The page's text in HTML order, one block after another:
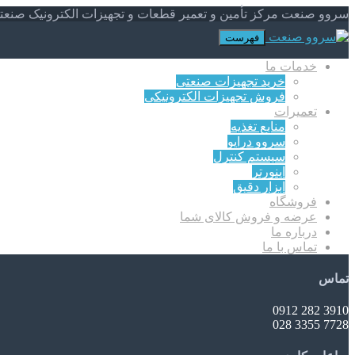
سروو صنعت مرکز تأمین و تعمیر قطعات و تجهیزات الکترونیک
فهرست
خدمات ما
خرید تجهیزات صنعتی
فروش تجهیزات الکترونیکی
تعمیرات
منابع تغذیه
سروو درایو
سیستم کنترل
اینورتر
ابزار دقیق
فروشگاه
عرضه و فروش کالای شما
درباره ما
تماس با ما
تماس
3910 282 0912
7728 3355 028